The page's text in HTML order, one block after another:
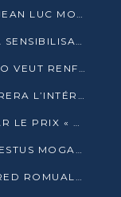
CERTIFICAT DE PRISE DE SERVICE : JEAN LUC MOUTHOU DÉMENT UNE « FAKE NEWS »
CHOLÉRA : LE CONGO INTENSIFIE LA SENSIBILISATION AU MARCHÉ DE TALANGAÏ
L’ORDRE DES INGÉNIEURS DU CONGO VEUT RENFORCER L’ÉTHIQUE ET LA CRÉDIBILITÉ DE LA PROFESSION
COSERCO : VALENTIN BOWAO ASSURERA L’INTÉRIM À LA TÊTE DU BUREAU EXÉCUTIF NATIONAL
MAMADI DOUMBOUYA DISTINGUÉ PAR LE PRIX « SUPER GRAND BÂTISSEUR BABACAR N’DIAYE »
BOTSWANA : L’ANCIEN PRÉSIDENT FESTUS MOGAE EST MORT À 86 ANS
UNIVERSITÉ MARIEN NGOUABI : ALFRED ROMUALD NGUYA POATY SOUTIENT UNE THÈSE SUR LE PARADOXE DE LA CROISSANCE EN ZONE CEMAC